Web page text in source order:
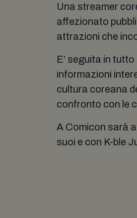
Una streamer
affezionato
attrazioni che
E’ seguita in
informazioni
cultura coreana
confronto con le
A Comicon sarà
suoi e con K-ble